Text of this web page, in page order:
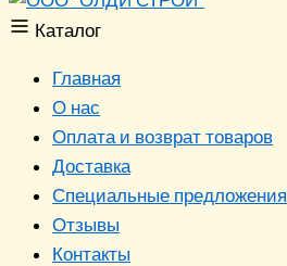
Каталог
Главная
О нас
Оплата и возврат товаров
Доставка
Специальные предложения
Отзывы
Контакты